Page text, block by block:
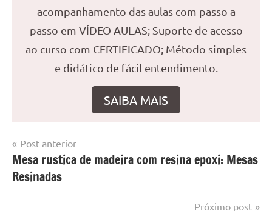
acompanhamento das aulas com passo a
passo em VÍDEO AULAS; Suporte de acesso
ao curso com CERTIFICADO; Método simples
e didático de fácil entendimento.
SAIBA MAIS
Marcado
com
mesa
Mesa
resinada
Navegação
de
Post
Post anterior
Mesa rustica de madeira com resina epoxi: Mesas
Resinadas
Próximo post